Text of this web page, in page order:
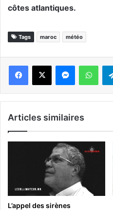
côtes atlantiques.
Tags maroc météo
WhatsApp
Articles similaires
L’appel des sirènes